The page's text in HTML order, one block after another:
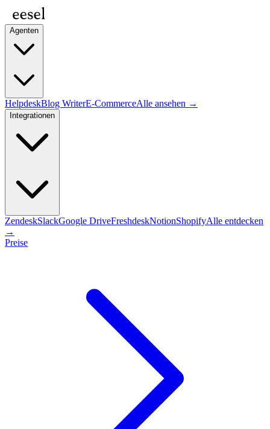
Agenten
HelpdeskBlog WriterE-CommerceAlle ansehen →
Integrationen
ZendeskSlackGoogle DriveFreshdeskNotionShopifyAlle entdecken
→
Preise